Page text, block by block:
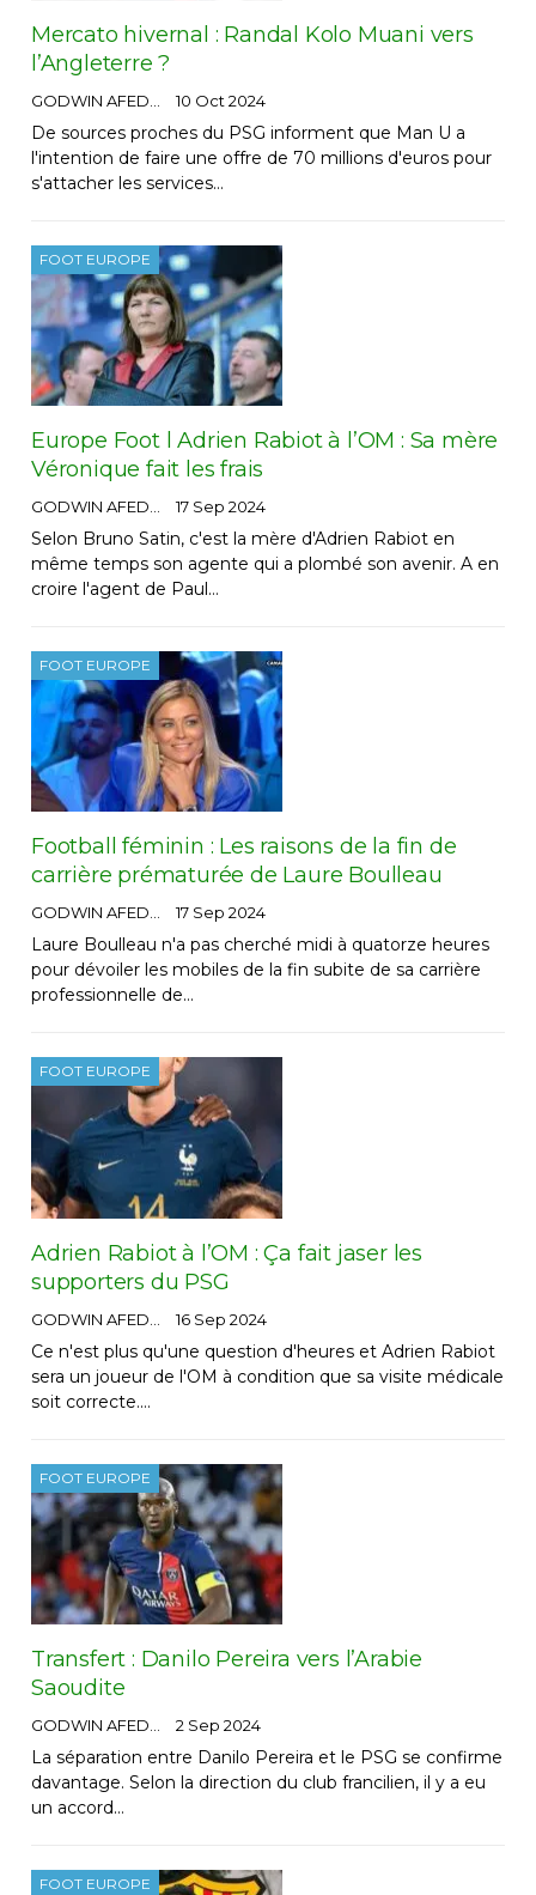
Mercato hivernal : Randal Kolo Muani vers
l’Angleterre ?
10 Oct 2024
De sources proches du PSG informent que Man U a
l'intention de faire une offre de 70 millions d'euros pour
s'attacher les services…
FOOT EUROPE
Europe Foot l Adrien Rabiot à l’OM : Sa mère
Véronique fait les frais
17 Sep 2024
Selon Bruno Satin, c'est la mère d'Adrien Rabiot en
même temps son agente qui a plombé son avenir. A en
croire l'agent de Paul…
FOOT EUROPE
Football féminin : Les raisons de la fin de
carrière prématurée de Laure Boulleau
GODWIN AFEDO 17 Sep 2024
Laure Boulleau n'a pas cherché midi à quatorze heures
pour dévoiler les mobiles de la fin subite de sa carrière
professionnelle de…
FOOT EUROPE
Adrien Rabiot à l’OM : Ça fait jaser les
supporters du PSG
16 Sep 2024
Ce n'est plus qu'une question d'heures et Adrien Rabiot
sera un joueur de l'OM à condition que sa visite médicale
soit correcte.…
FOOT EUROPE
Transfert : Danilo Pereira vers l’Arabie
Saoudite
GODWIN AFEDO 2 Sep 2024
La séparation entre Danilo Pereira et le PSG se confirme
davantage. Selon la direction du club francilien, il y a eu
un accord…
FOOT EUROPE